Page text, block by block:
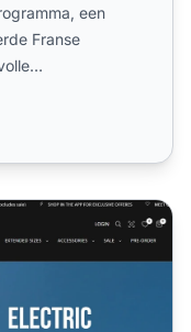
een
Franse